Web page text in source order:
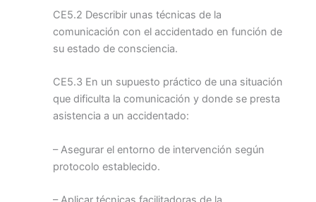
CE5.2 Describir unas técnicas de la
comunicación con el accidentado en función de
su estado de consciencia.
CE5.3 En un supuesto práctico de una situación
que dificulta la comunicación y donde se presta
asistencia a un accidentado:
– Asegurar el entorno de intervención según
protocolo establecido.